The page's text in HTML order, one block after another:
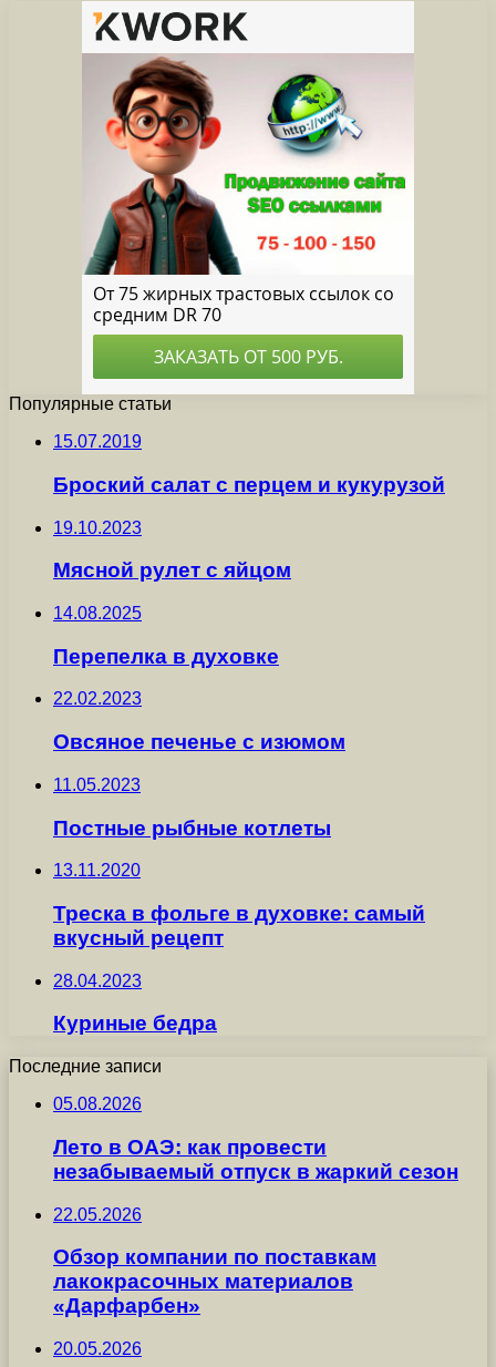
Популярные статьи
15.07.2019
Броский салат с перцем и кукурузой
19.10.2023
Мясной рулет с яйцом
14.08.2025
Перепелка в духовке
22.02.2023
Овсяное печенье с изюмом
11.05.2023
Постные рыбные котлеты
13.11.2020
Треска в фольге в духовке: самый
вкусный рецепт
28.04.2023
Куриные бедра
Последние записи
05.08.2026
Лето в ОАЭ: как провести
незабываемый отпуск в жаркий сезон
22.05.2026
Обзор компании по поставкам
лакокрасочных материалов
«Дарфарбен»
20.05.2026